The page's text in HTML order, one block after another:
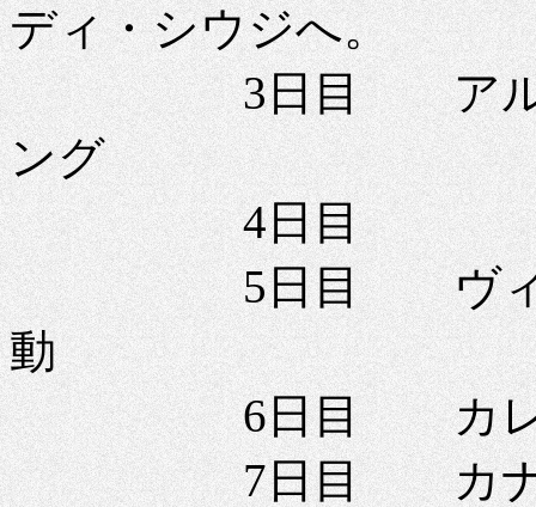
ディ・シウジへ。
3日目 アルペ・
ング
4日
5日目 ヴィーゴ
動
6日目 カレッツ
7日目 カナツ